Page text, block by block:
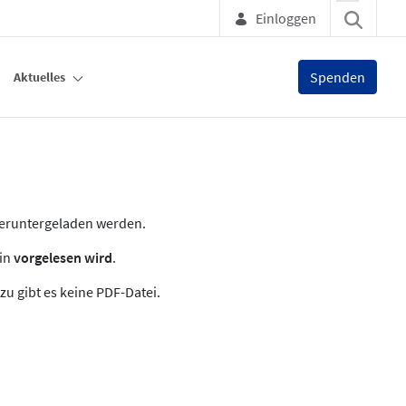
Einloggen
Aktuelles Spenden
werden.
vorgelesen wird.
gibt es keine PDF-Datei.